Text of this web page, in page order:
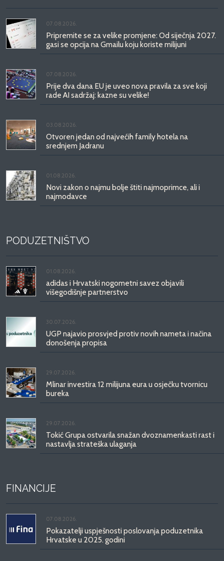
07.08.2026.
Pripremite se za velike promjene: Od siječnja 2027.
gasi se opcija na Gmailu koju koriste milijuni
07.08.2026.
Prije dva dana EU je uveo nova pravila za sve koji
rade AI sadržaj: kazne su velike!
03.08.2026.
Otvoren jedan od najvećih family hotela na
srednjem Jadranu
01.08.2026.
Novi zakon o najmu bolje štiti najmoprimce, ali i
najmodavce
PODUZETNIŠTVO
01.08.2026.
adidas i Hrvatski nogometni savez objavili
višegodišnje partnerstvo
30.07.2026.
UGP najavio prosvjed protiv novih nameta i načina
donošenja propisa
29.07.2026.
Mlinar investira 12 milijuna eura u osječku tvornicu
bureka
29.07.2026.
Tokić Grupa ostvarila snažan dvoznamenkasti rast i
nastavlja strateška ulaganja
FINANCIJE
07.08.2026.
Pokazatelji uspješnosti poslovanja poduzetnika
Hrvatske u 2025. godini